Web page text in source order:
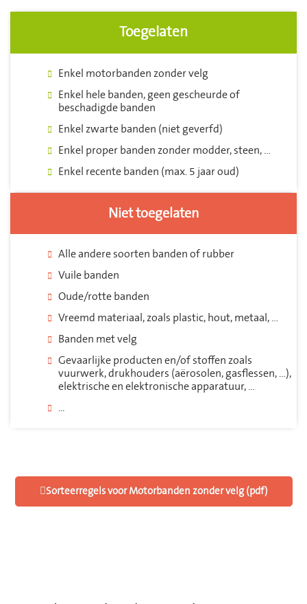
Toegelaten
Enkel motorbanden zonder velg
Enkel hele banden, geen gescheurde of
beschadigde banden
Enkel zwarte banden (niet geverfd)
Enkel proper banden zonder modder, steen, …
Enkel recente banden (max. 5 jaar oud)
Niet toegelaten
Alle andere soorten banden of rubber
Vuile banden
Oude/rotte banden
Vreemd materiaal, zoals plastic, hout, metaal, …
Banden met velg
Gevaarlijke producten en/of stoffen zoals
vuurwerk, drukhouders (aërosolen, gasflessen, …),
elektrische en elektronische apparatuur, …
...
Sorteerregels voor Motorbanden zonder velg (pdf)